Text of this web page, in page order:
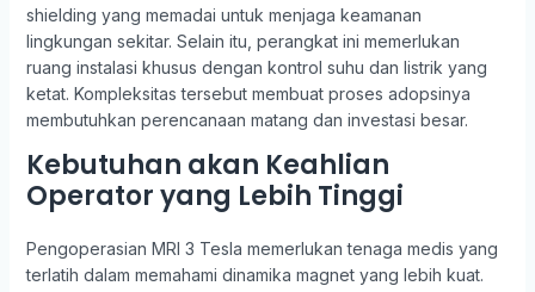
shielding yang memadai untuk menjaga keamanan
lingkungan sekitar. Selain itu, perangkat ini memerlukan
ruang instalasi khusus dengan kontrol suhu dan listrik yang
ketat. Kompleksitas tersebut membuat proses adopsinya
membutuhkan perencanaan matang dan investasi besar.
Kebutuhan akan Keahlian
Operator yang Lebih Tinggi
Pengoperasian MRI 3 Tesla memerlukan tenaga medis yang
terlatih dalam memahami dinamika magnet yang lebih kuat.